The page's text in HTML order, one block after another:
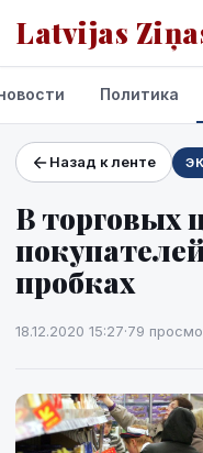
Latvijas
Проекты и сервисы
Прогноз погоды
Политика
Назад к ленте
В торговых
пробках
18.12.2020 15:27·79